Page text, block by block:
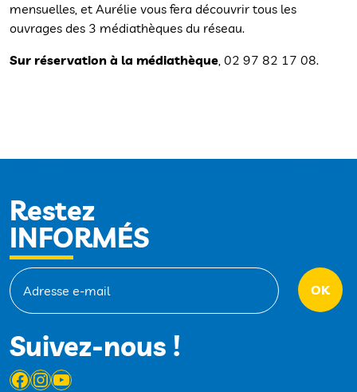
mensuelles, et Aurélie vous fera découvrir tous les
ouvrages des 3 médiathèques du réseau.
Sur réservation à la médiathèque, 02 97 82 17 08.
Restez
INFORMÉS
Suivez-nous !
Facebook
Instagram
YouTube